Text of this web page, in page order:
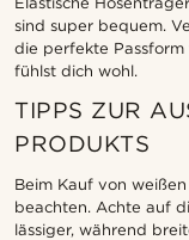
sind super bequem.
die perfekte
fühlst dich wohl.
TIPPS ZUR
PRODUKTS
Beim Kauf von
beachten. Achte auf
lässiger, während